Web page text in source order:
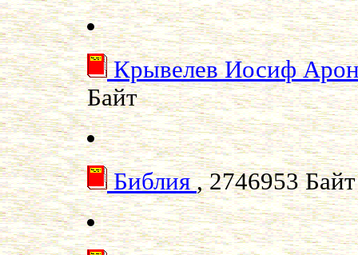
Крывелев Иосиф
Байт
Библия, 2746953 Байт